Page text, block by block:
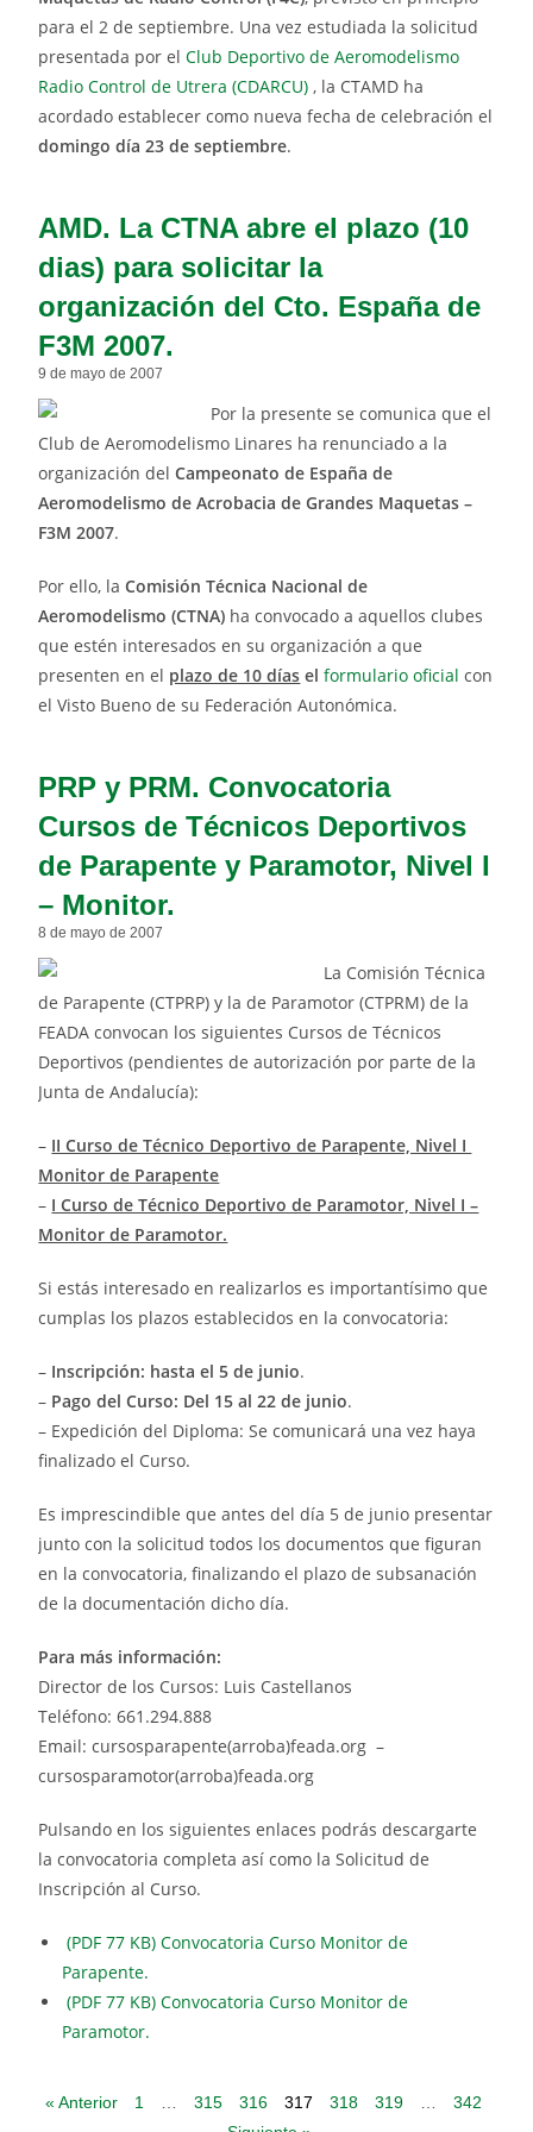
para el 2 de septiembre. Una vez estudiada la solicitud
presentada por elClub Deportivo de Aeromodelismo
Radio Control de Utrera (CDARCU) , la CTAMD ha
acordado establecer como nueva fecha de celebración el
domingo día 23 de septiembre.
AMD. La CTNA abre el plazo (10
dias) para solicitar la
organización del Cto. España de
F3M 2007.
9 de mayo de 2007
Por la presente se comunica que el
Club de Aeromodelismo Linares ha renunciado a la
organización delCampeonato de España de
Aeromodelismo de Acrobacia de Grandes Maquetas –
F3M 2007.
Por ello, laComisión Técnica Nacional de
Aeromodelismo (CTNA) ha convocado a aquellos clubes
que estén interesados en su organización a que
presenten en el plazo de 10 días elformulario oficial con
el Visto Bueno de su Federación Autonómica.
PRP y PRM. Convocatoria
Cursos de Técnicos Deportivos
de Parapente y Paramotor, Nivel I
– Monitor.
8 de mayo de 2007
La Comisión Técnica
de Parapente (CTPRP) y la de Paramotor (CTPRM) de la
FEADA convocan los siguientes Cursos de Técnicos
Deportivos (pendientes de autorización por parte de la
Junta de Andalucía):
– II Curso de Técnico Deportivo de Parapente, Nivel I
Monitor de Parapente
– I Curso de Técnico Deportivo de Paramotor, Nivel I –
Monitor de Paramotor.
Si estás interesado en realizarlos es importantísimo que
cumplas los plazos establecidos en la convocatoria:
– Inscripción: hasta el 5 de junio.
– Pago del Curso: Del 15 al 22 de junio.
– Expedición del Diploma: Se comunicará una vez haya
finalizado el Curso.
Es imprescindible que antes del día 5 de junio presentar
junto con la solicitud todos los documentos que figuran
en la convocatoria, finalizando el plazo de subsanación
de la documentación dicho día.
Para más información:
Director de los Cursos: Luis Castellanos
Teléfono: 661.294.888
Email: cursosparapente(arroba)feada.org –
cursosparamotor(arroba)feada.org
Pulsando en los siguientes enlaces podrás descargarte
la convocatoria completa así como la Solicitud de
Inscripción al Curso.
(PDF 77 KB) Convocatoria Curso Monitor de
Parapente.
(PDF 77 KB) Convocatoria Curso Monitor de
Paramotor.
« Anterior 1 … 315 316 317 318 319 …
342